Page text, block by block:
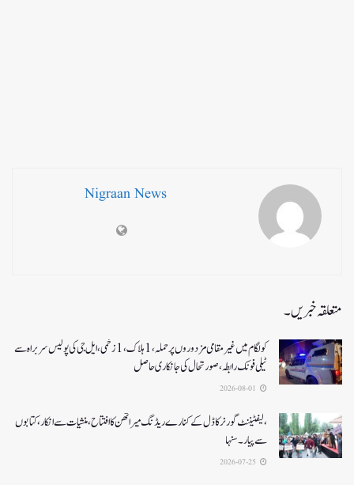
Nigraan News
متعلقہ خبریں۔
کولگام میں غیر مقامی مزدوروں پر حملہ،1ہلاک،1زخمی،ایل جی کی پولیس سربراہ سے
ٹیلی فونک رابطہ، صورتحال کی جانکاری حاصل
،لیفٹیننٹ گورنر کا ڈل کے کنارے ریڈنگ میراتھن کا افتتاح، منشیات سے انکار، کتابوں
سے پیار۔ سنہا